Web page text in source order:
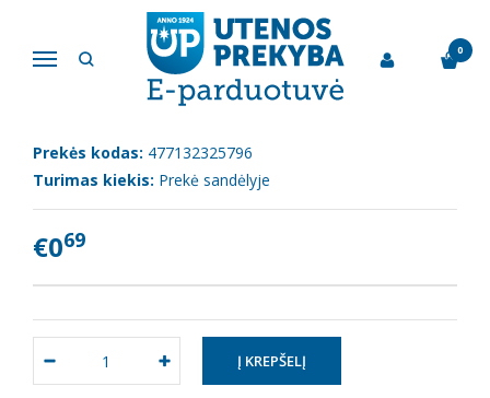
Navigacija
0
Valgomoji akmens druska, 1 kg
VALGOMOJI AKMENS DRUSKA, 1 KG
Prekės kodas: 477132325796
Turimas kiekis: Prekė sandėlyje
€069